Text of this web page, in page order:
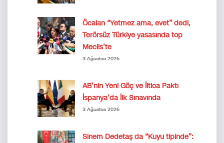
Öcalan “Yetmez ama, evet” dedi,
Terörsüz Türkiye yasasında top
Meclis’te
3 Ağustos 2026
AB’nin Yeni Göç ve İltica Paktı
İspanya’da İlk Sınavında
3 Ağustos 2026
Sinem Dedetaş da “Kuyu tipinde”: